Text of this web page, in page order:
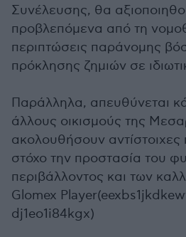
Συνέλευσης, θα
προβλεπόμενα από τη
περιπτώσεις παράνομης
πρόκλησης ζημιών σε
Παράλληλα, απευθύνεται
άλλους οικισμούς της
ακολουθήσουν
στόχο την προστασία του
περιβάλλοντος και των
Glomex
dj1eo1i84kgx)